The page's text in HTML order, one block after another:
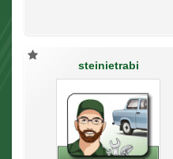
steinietrabi